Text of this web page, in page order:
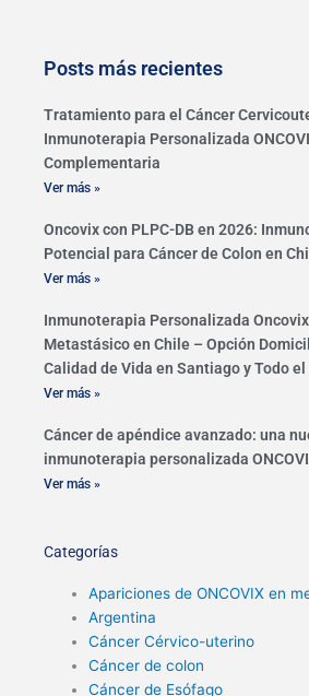
Posts más recientes
Tratamiento para el Cáncer
Inmunoterapia Personalizada
Complementaria
Ver más »
Oncovix con PLPC-DB en 2026:
Potencial para Cáncer de Colon en
Ver más »
Inmunoterapia Personalizada
Metastásico en Chile – Opción
Calidad de Vida en Santiago y Todo el
Ver más »
Cáncer de apéndice avanzado: una
inmunoterapia personalizada
Ver más »
Categorías
Apariciones de ONCOVIX en
Argentina
Cáncer Cérvico-uterino
Cáncer de colon
Cáncer de Esófago